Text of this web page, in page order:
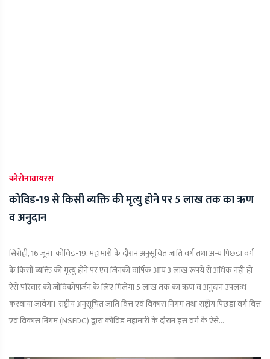
कोरोनावायरस
कोविड-19 से किसी व्यक्ति की मृत्यु होने पर 5 लाख तक का ऋण
व अनुदान
सिरोही, 16 जून। कोविड-19, महामारी के दौरान अनुसूचित जाति वर्ग तथा अन्य पिछड़ा वर्ग
के किसी व्यक्ति की मृत्यु होने पर एवं जिनकी वार्षिक आय 3 लाख रूपये से अधिक नहीं हो
ऐसे परिवार को जीविकोपार्जन के लिए मिलेगा 5 लाख तक का ऋण व अनुदान उपलब्ध
करवाया जावेगा। राष्ट्रीय अनुसूचित जाति वित्त एवं विकास निगम तथा राष्ट्रीय पिछड़ा वर्ग वित्त
एवं विकास निगम (NSFDC) द्वारा कोविड महामारी के दौरान इस वर्ग के ऐसे...